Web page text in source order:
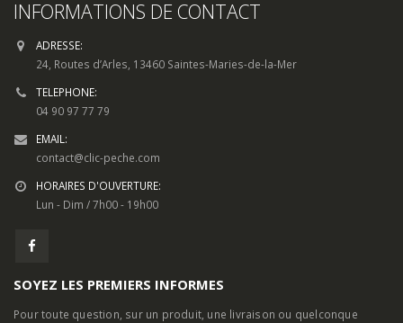
INFORMATIONS DE CONTACT
ADRESSE:
24, Routes d’Arles, 13460 Saintes-Maries-de-la-Mer
TELEPHONE:
04 90 97 77 79
EMAIL:
contact@clic-peche.com
HORAIRES D'OUVERTURE:
Lun - Dim / 7h00 - 19h00
SOYEZ LES PREMIERS INFORMES
Pour toute question, sur un produit, une livraison ou quelconque